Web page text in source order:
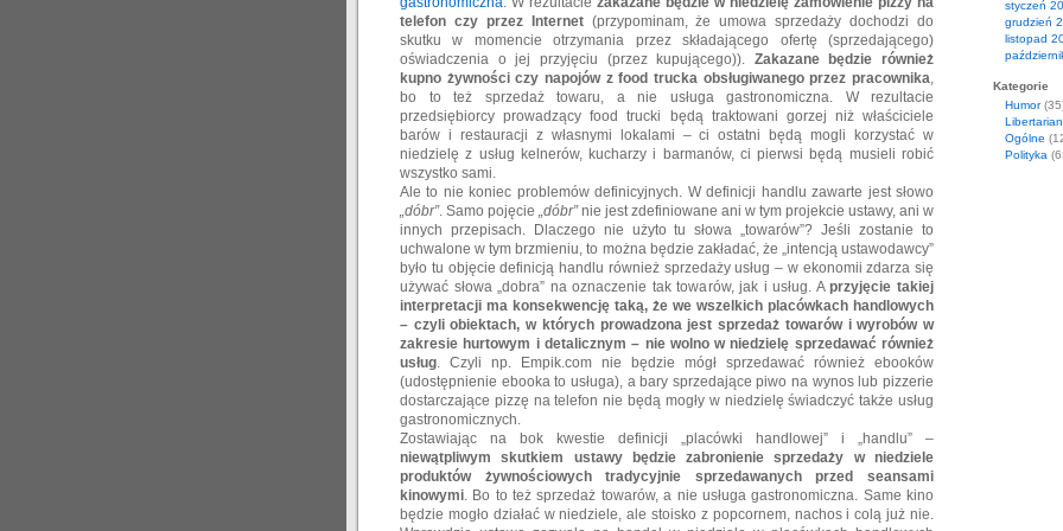
telefon czy przez Internet(przypominam, że umowa sprzedaży dochodzi do
skutku w momencie otrzymania przez składającego ofertę (sprzedającego)
oświadczenia o jej przyjęciu (przez kupującego)). Zakazane będzie również
kupno żywności czy napojów z food trucka obsługiwanego przez pracownika,
bo to też sprzedaż towaru, a nie usługa gastronomiczna. W rezultacie
przedsiębiorcy prowadzący food trucki będą traktowani gorzej niż właściciele
barów i restauracji z własnymi lokalami – ci ostatni będą mogli korzystać w
niedzielę z usług kelnerów, kucharzy i barmanów, ci pierwsi będą musieli robić
wszystko sami.
Ale to nie koniec problemów definicyjnych. W definicji handlu zawarte jest słowo
„dóbr”. Samo pojęcie „dóbr”nie jest zdefiniowane ani w tym projekcie ustawy, ani w
innych przepisach. Dlaczego nie użyto tu słowa „towarów”? Jeśli zostanie to
uchwalone w tym brzmieniu, to można będzie zakładać, że „intencją ustawodawcy”
było tu objęcie definicją handlu również sprzedaży usług – w ekonomii zdarza się
używać słowa „dobra” na oznaczenie tak towarów, jak i usług. Aprzyjęcie takiej
interpretacji ma konsekwencję taką, że we wszelkich placówkach handlowych
– czyli obiektach, w których prowadzona jest sprzedaż towarów i wyrobów w
zakresie hurtowym i detalicznym – nie wolno w niedzielę sprzedawać również
usług. Czyli np. Empik.com nie będzie mógł sprzedawać również ebooków
(udostępnienie ebooka to usługa), a bary sprzedające piwo na wynos lub pizzerie
dostarczające pizzę na telefon nie będą mogły w niedzielę świadczyć także usług
gastronomicznych.
Zostawiając na bok kwestie definicji „placówki handlowej” i „handlu” –
niewątpliwym skutkiem ustawy będzie zabronienie sprzedaży w niedziele
produktów żywnościowych tradycyjnie sprzedawanych przed seansami
kinowymi. Bo to też sprzedaż towarów, a nie usługa gastronomiczna. Same kino
będzie mogło działać w niedziele, ale stoisko z popcornem, nachos i colą już nie.
styczeń
grudzień
listopad
Kategorie
Humor
Ogólne
Polityka